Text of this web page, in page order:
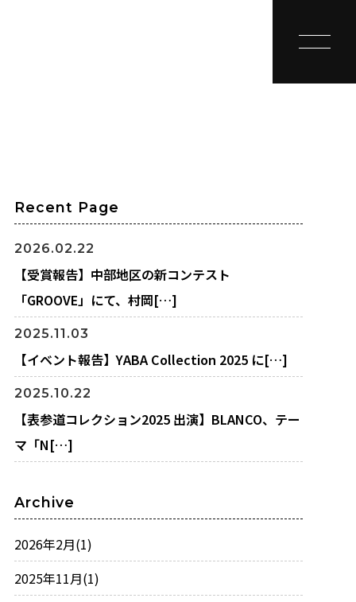
toggle
Recent Page
2026.02.22
【受賞報告】中部地区の新コンテスト
「GROOVE」にて、村岡[…]
2025.11.03
【イベント報告】YABA Collection 2025 に[…]
2025.10.22
【表参道コレクション2025 出演】BLANCO、テー
マ「N[…]
Archive
2026年2月(1)
2025年11月(1)